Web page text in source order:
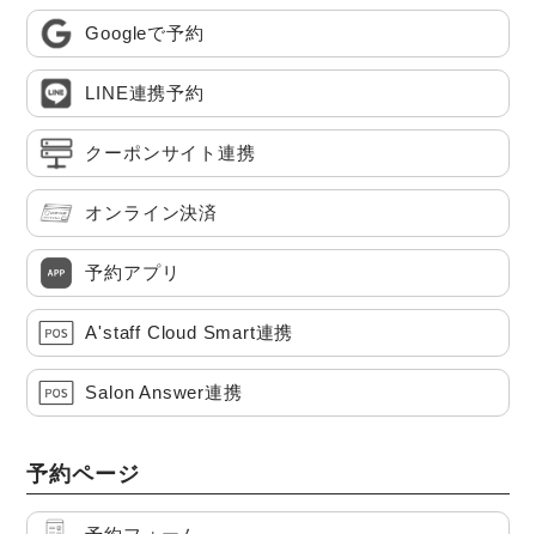
Googleで予約
LINE連携予約
クーポンサイト連携
オンライン決済
予約アプリ
A'staff Cloud Smart連携
Salon Answer連携
予約ページ